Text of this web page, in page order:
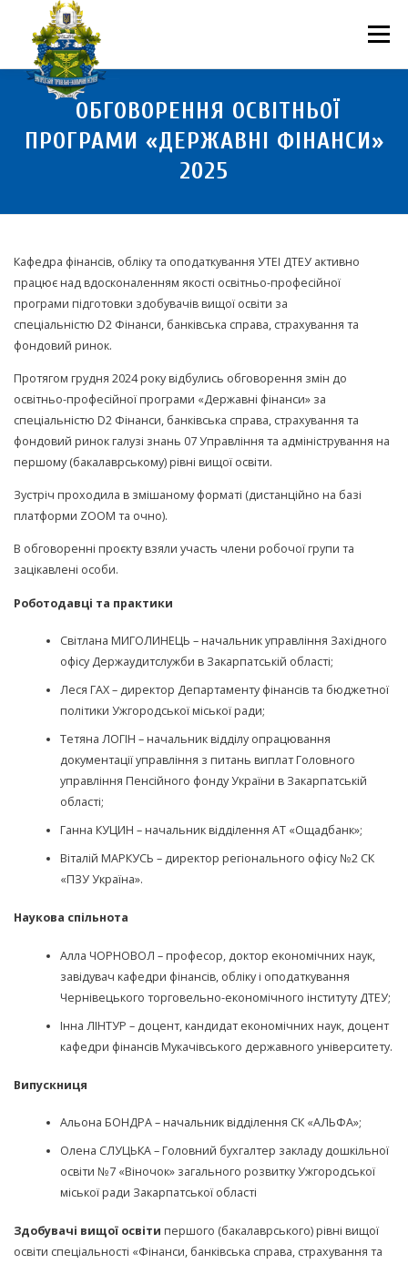
Меню
ПРО НАС НАУКОВА ДІЯЛЬНІСТЬ СТУДЕНТУ
ВОЛОНТЕРСТВО
ОБГОВОРЕННЯ ОСВІТНЬОЇ
ПРОГРАМИ «ДЕРЖАВНІ ФІНАНСИ»
2025
Кафедра фінансів, обліку та оподаткування УТЕІ ДТЕУ активно
працює над вдосконаленням якості освітньо-професійної
програми підготовки здобувачів вищої освіти за
спеціальністю D2 Фінанси, банківська справа, страхування та
фондовий ринок.
Протягом грудня 2024 року відбулись обговорення змін до
освітньо-професійної програми «Державні фінанси» за
спеціальністю D2 Фінанси, банківська справа, страхування та
фондовий ринок галузі знань 07 Управління та адміністрування на
першому (бакалаврському) рівні вищої освіти.
Зустріч проходила в змішаному форматі (дистанційно на базі
платформи ZOOM та очно).
В обговоренні проєкту взяли участь члени робочої групи та
зацікавлені особи.
Роботодавці та практики
Світлана МИГОЛИНЕЦЬ – начальник управління Західного
офісу Держаудитслужби в Закарпатській області;
Леся ГАХ – директор Департаменту фінансів та бюджетної
політики Ужгородської міської ради;
Тетяна ЛОГІН – начальник відділу опрацювання
документації управління з питань виплат Головного
управління Пенсійного фонду України в Закарпатській
області;
Ганна КУЦИН – начальник відділення АТ «Ощадбанк»;
Віталій МАРКУСЬ – директор регіонального офісу №2 СК
«ПЗУ Україна».
Наукова спільнота
Алла ЧОРНОВОЛ – професор, доктор економічних наук,
завідувач кафедри фінансів, обліку і оподаткування
Чернівецького торговельно-економічного інституту ДТЕУ;
Інна ЛІНТУР – доцент, кандидат економічних наук, доцент
кафедри фінансів Мукачівського державного університету.
Випускниця
Альона БОНДРА – начальник відділення СК «АЛЬФА»;
Олена СЛУЦЬКА – Головний бухгалтер закладу дошкільної
освіти №7 «Віночок» загального розвитку Ужгородської
міської ради Закарпатської області
Здобувачі вищої освіти першого (бакалаврського) рівні вищої
освіти спеціальності «Фінанси, банківська справа, страхування та